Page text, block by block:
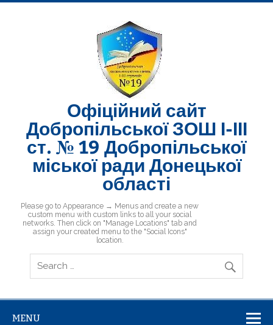
Skip
Офіційний сайт
Добропільської ЗОШ І-ІІІ
ст. № 19 Добропільської
міської ради Донецької
області
Добропільська ЗОШ № 19
Please go to Appearance → Menus and create a new
custom menu with custom links to all your social
networks. Then click on "Manage Locations" tab and
assign your created menu to the "Social Icons"
location.
MENU